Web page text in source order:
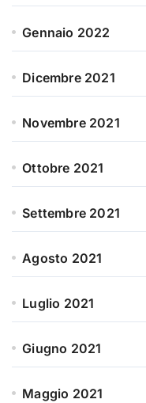
Gennaio 2022
Dicembre 2021
Novembre 2021
Ottobre 2021
Settembre 2021
Agosto 2021
Luglio 2021
Giugno 2021
Maggio 2021